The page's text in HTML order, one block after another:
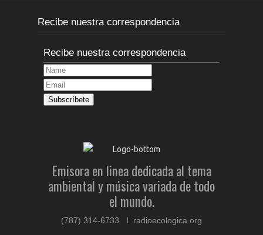
Recibe nuestra correspondencia
Recibe nuestra correspondencia
Emisora en linea dedicada al tema
ambiental y música variada de todo
el mundo.
(787) 314-6733 I radioecologica.org